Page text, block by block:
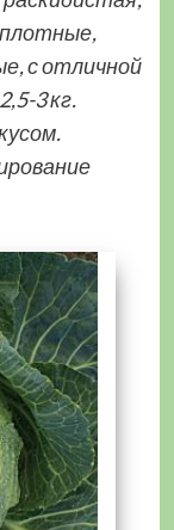
с отличной
3 кг.